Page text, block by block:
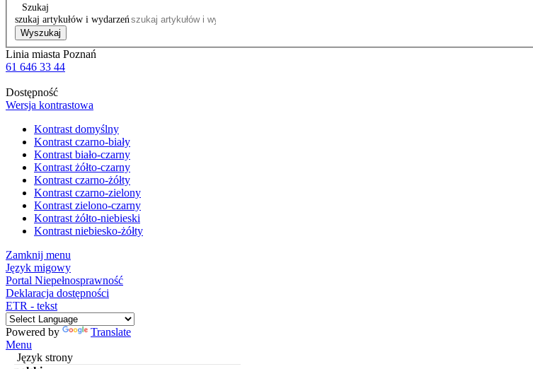
Szukaj
szukaj artykułów i wydarzeń
Wyszukaj
Linia miasta Poznań
61 646 33 44
Dostępność
Wersja kontrastowa
Kontrast domyślny
Kontrast czarno-biały
Kontrast biało-czarny
Kontrast żółto-czarny
Kontrast czarno-żółty
Kontrast czarno-zielony
Kontrast zielono-czarny
Kontrast żółto-niebieski
Kontrast niebiesko-żółty
Zamknij menu
Język migowy
Portal Niepełnosprawność
Deklaracja dostępności
ETR - tekst
Powered by
Translate
Menu
Język strony